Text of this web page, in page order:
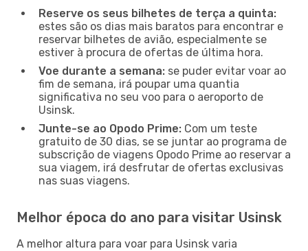
Reserve os seus bilhetes de terça a quinta:
estes são os dias mais baratos para encontrar e
reservar bilhetes de avião, especialmente se
estiver à procura de ofertas de última hora.
Voe durante a semana: se puder evitar voar ao
fim de semana, irá poupar uma quantia
significativa no seu voo para o aeroporto de
Usinsk.
Junte-se ao Opodo Prime: Com um teste
gratuito de 30 dias, se se juntar ao programa de
subscrição de viagens Opodo Prime ao reservar a
sua viagem, irá desfrutar de ofertas exclusivas
nas suas viagens.
Melhor época do ano para visitar Usinsk
A melhor altura para voar para Usinsk varia